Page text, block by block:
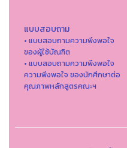
แบบสอบถาม
• แบบสอบถามความพึงพอใจ
ของผู้ใช้บัณฑิต
• แบบสอบถามความพึงพอใจ
ความพึงพอใจ ของนักศึกษาต่อ
คุณภาพหลักสูตรคณะฯ